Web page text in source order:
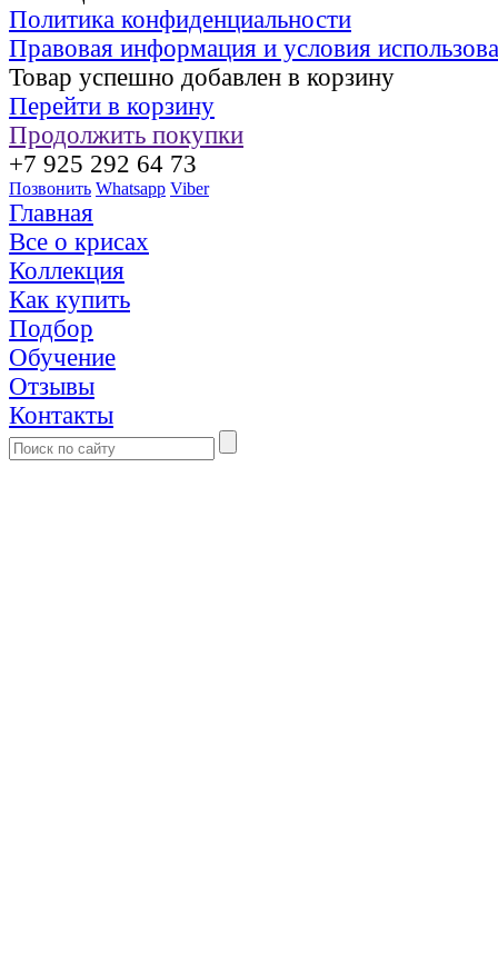
Политика конфиденциальности
Правовая информация и условия
Товар успешно добавлен в корзину
Перейти в корзину
Продолжить покупки
+7 925 292 64 73
Позвонить Whatsapp Viber
Главная
Все о крисах
Коллекция
Как купить
Подбор
Обучение
Отзывы
Контакты